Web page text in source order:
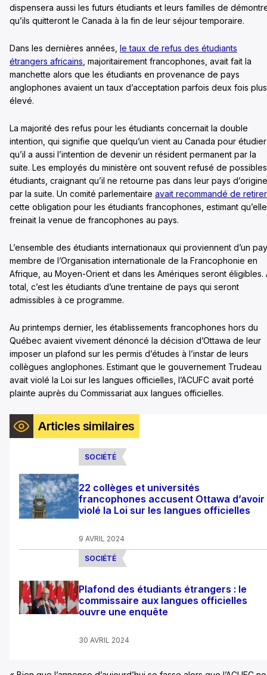
dispensera aussi les futurs étudiants et leurs familles de
qu’ils quitteront le Canada à la fin de leur séjour temporaire.
Dans les dernières années, le taux de refus des étudiants
étrangers africains , majoritairement francophones, avait fait la
manchette alors que les étudiants en provenance de pays
anglophones avaient un taux d’acceptation parfois deux fois plus
élevé.
La majorité des refus pour les étudiants concernait la double
intention, qui signifie que quelqu’un vient au Canada pour
qu’il a aussi l’intention de devenir un résident permanent par la
suite. Les employés du ministère ont souvent refusé de possibles
étudiants, craignant qu’il ne retourne pas dans leur pays d’origine
par la suite. Un comité parlementaire avait recommandé de retirer
cette obligation pour les étudiants francophones, estimant qu’elle
freinait la venue de francophones au pays.
L’ensemble des étudiants internationaux qui proviennent d’un
membre de l’Organisation internationale de la Francophonie en
Afrique, au Moyen-Orient et dans les Amériques seront éligibles.
total, c’est les étudiants d’une trentaine de pays qui seront
admissibles à ce programme.
Au printemps dernier, les établissements francophones hors du
Québec avaient vivement dénoncé la décision d’Ottawa de leur
imposer un plafond sur les permis d’études à l’instar de leurs
collègues anglophones. Estimant que le gouvernement Trudeau
avait violé la Loi sur les langues officielles, l’ACUFC avait porté
plainte auprès du Commissariat aux langues officielles.
Articles similaires
SOCIÉTÉ
22 collèges et universités
francophones accusent Ottawa d’avoir
violé la Loi sur les langues officielles
9 AVRIL 2024
SOCIÉTÉ
Plafond des étudiants étrangers : le
commissaire aux langues officielles
ouvre une enquête
30 AVRIL 2024